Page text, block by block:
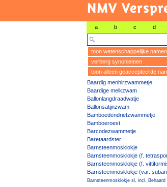
NMV
a b c d
toon wetenschappelijke namen
verberg synoniemen
toon alleen geaccepteerde
Baardig menhirzwammetje
Baardige melkzwam
Ballonlangdraadwatje
Ballonsatijnzwam
Bamboedendrietzwammetje
Bamboeroest
Barcodezwammetje
Baretaardster
Barnsteenmosklokje
Barnsteenmosklokje (f.
Barnsteenmosklokje (f.
Barnsteenmosklokje (var.
Barnsteenmosklokje sl, incl. Behaard